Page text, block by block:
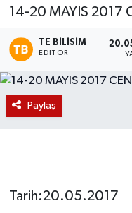
14-20 MAYIS 2017
TE BILISIM
EDITÖR
Paylaş
Tarih:20.05.2017
Magazin